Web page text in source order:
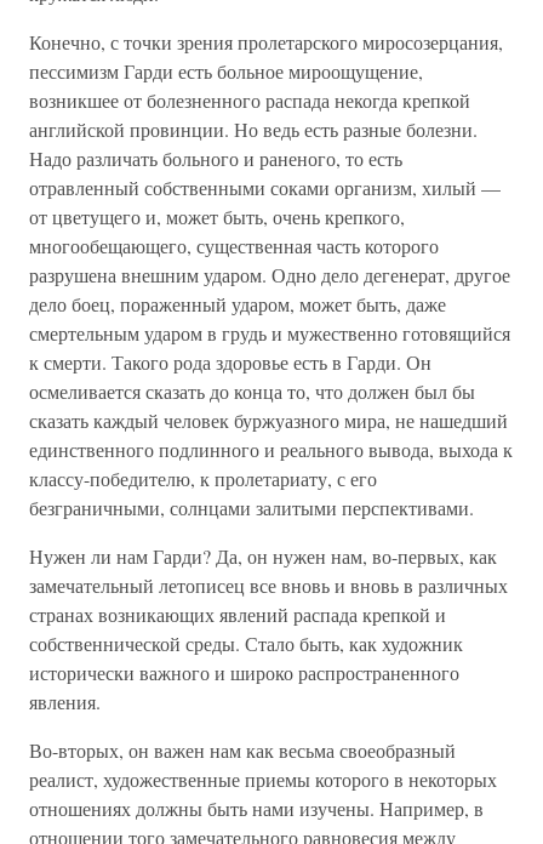
Конечно, с точки зрения пролетарского миросозерцания,
пессимизм Гарди есть больное мироощущение,
возникшее от болезненного распада некогда крепкой
английской провинции. Но ведь есть разные болезни.
Надо различать больного и раненого, то есть
отравленный собственными соками организм, хилый —
от цветущего и, может быть, очень крепкого,
многообещающего, существенная часть которого
разрушена внешним ударом. Одно дело дегенерат, другое
дело боец, пораженный ударом, может быть, даже
смертельным ударом в грудь и мужественно готовящийся
к смерти. Такого рода здоровье есть в Гарди. Он
осмеливается сказать до конца то, что должен был бы
сказать каждый человек буржуазного мира, не нашедший
единственного подлинного и реального вывода, выхода к
классу-победителю, к пролетариату, с его
безграничными, солнцами залитыми перспективами.
Нужен ли нам Гарди? Да, он нужен нам, во-первых, как
замечательный летописец все вновь и вновь в различных
странах возникающих явлений распада крепкой и
собственнической среды. Стало быть, как художник
исторически важного и широко распространенного
явления.
Во-вторых, он важен нам как весьма своеобразный
реалист, художественные приемы которого в некоторых
отношениях должны быть нами изучены. Например, в
отношении того замечательного равновесия между